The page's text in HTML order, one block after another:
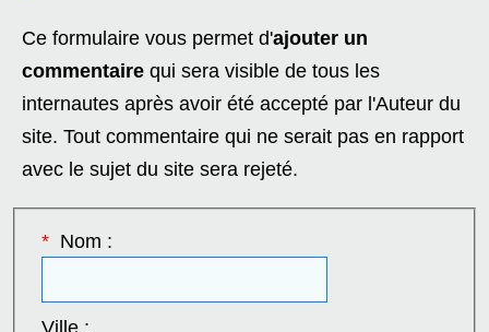
Ce formulaire vous permet d'ajouter un
commentaire qui sera visible de tous les
internautes après avoir été accepté par l'Auteur du
site. Tout commentaire qui ne serait pas en rapport
avec le sujet du site sera rejeté.
*Nom :